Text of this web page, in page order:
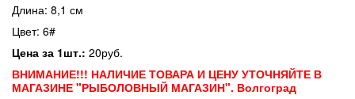
Длина: 8,1 см
Цвет: 6#
Цена за 1шт.: 20руб.
ВНИМАНИЕ!!! НАЛИЧИЕ ТОВАРА И ЦЕНУ УТОЧНЯЙТЕ В
МАГАЗИНЕ "РЫБОЛОВНЫЙ МАГАЗИН". Волгоград